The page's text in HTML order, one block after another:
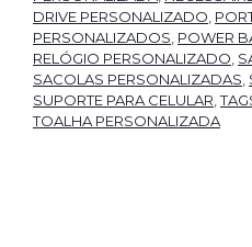
DRIVE PERSONALIZADO
PERSONALIZADOS POWER
RELÓGIO PERSONALIZADO
SACOLAS PERSONALIZADAS
SUPORTE PARA CELULAR ,
TOALHA PERSONALIZADA